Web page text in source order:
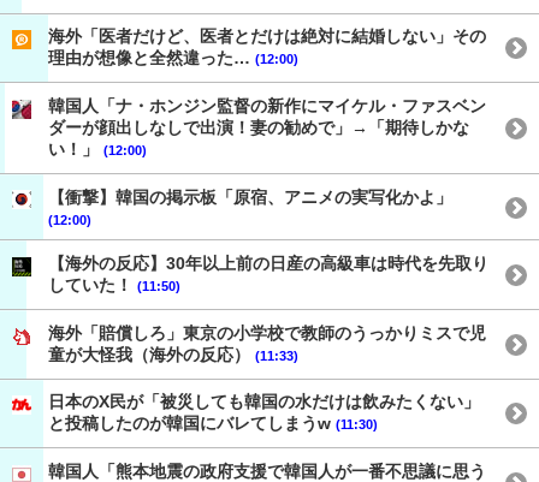
海外「医者だけど、医者とだけは絶対に結婚しない」その
理由が想像と全然違った… (12:00)
韓国人「ナ・ホンジン監督の新作にマイケル・ファスベン
ダーが顔出しなしで出演！妻の勧めで」→「期待しかな
い！」
(12:00)
【衝撃】韓国の掲示板「原宿、アニメの実写化かよ」
(12:00)
【海外の反応】30年以上前の日産の高級車は時代を先取り
していた！
(11:50)
海外「賠償しろ」東京の小学校で教師のうっかりミスで児
童が大怪我（海外の反応）
(11:33)
日本のX民が「被災しても韓国の水だけは飲みたくない」
と投稿したのが韓国にバレてしまうw (11:30)
韓国人「熊本地震の政府支援で韓国人が一番不思議に思う